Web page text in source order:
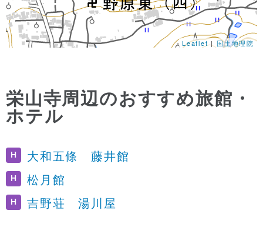
Leaflet| 国土地理院
栄山寺周辺のおすすめ旅館・
ホテル
H 大和五條 藤井館
H 松月館
H 吉野荘 湯川屋